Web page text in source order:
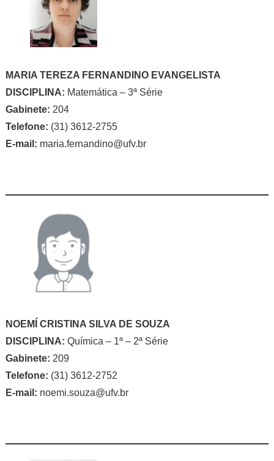
MARIA TEREZA FERNANDINO EVANGELISTA
DISCIPLINA: Matemática – 3ª Série
Gabinete: 204
Telefone: (31) 3612-2755
E-mail: maria.fernandino@ufv.br
NOEMÍ CRISTINA SILVA DE SOUZA
DISCIPLINA: Química – 1ª – 2ª Série
Gabinete: 209
Telefone: (31) 3612-2752
E-mail: noemi.souza@ufv.br